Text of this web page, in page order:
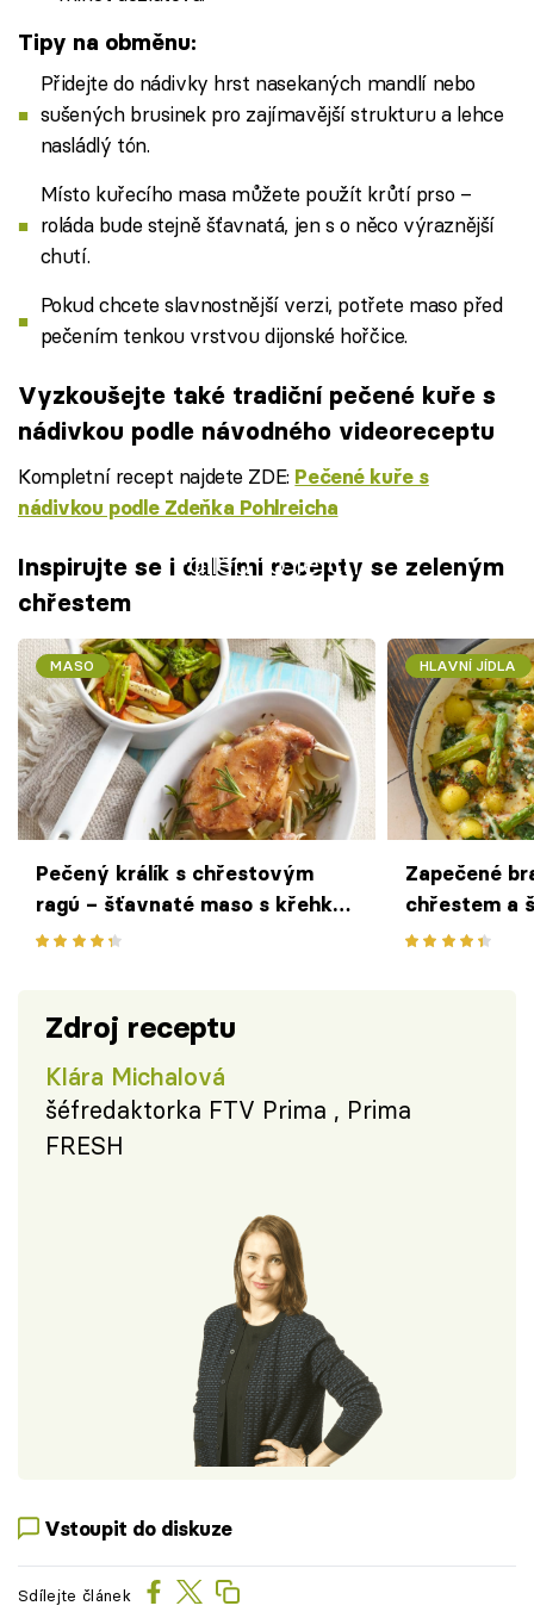
Tipy na obměnu:
Přidejte do nádivky hrst nasekaných mandlí nebo
sušených brusinek pro zajímavější strukturu a lehce
nasládlý tón.
Místo kuřecího masa můžete použít krůtí prso –
roláda bude stejně šťavnatá, jen s o něco výraznější
chutí.
Pokud chcete slavnostnější verzi, potřete maso před
pečením tenkou vrstvou dijonské hořčice.
Vyzkoušejte také tradiční pečené kuře s
nádivkou podle návodného videoreceptu
Kompletní recept najdete ZDE: Pečené kuře s
nádivkou podle Zdeňka Pohlreicha
Failed to fetch
Inspirujte se i dalšími recepty se zeleným
chřestem
MASO
Pečený králík s chřestovým
ragú – šťavnaté maso s křehkou
jarní zeleninou na másle
HLAVNÍ JÍDLA
Zapečené
chřestem a
jednoduchá
Zdroj receptu
Klára Michalová
šéfredaktorka FTV Prima , Prima
FRESH
Vstoupit do diskuze
Sdílejte článek